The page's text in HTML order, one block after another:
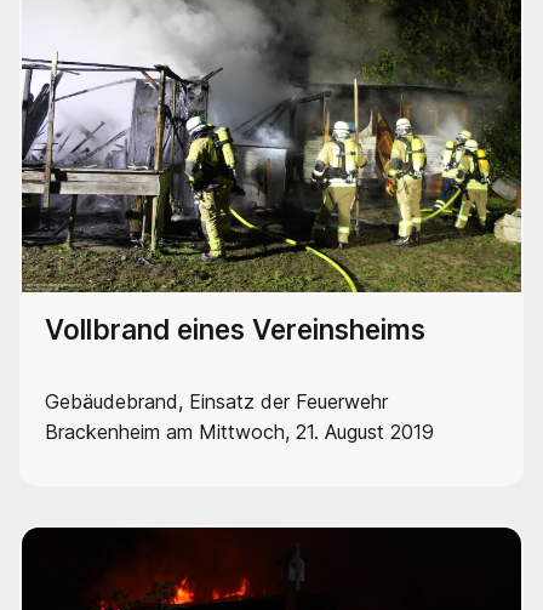
Vollbrand eines Vereinsheims
Gebäudebrand, Einsatz der Feuerwehr
Brackenheim am Mittwoch, 21. August 2019